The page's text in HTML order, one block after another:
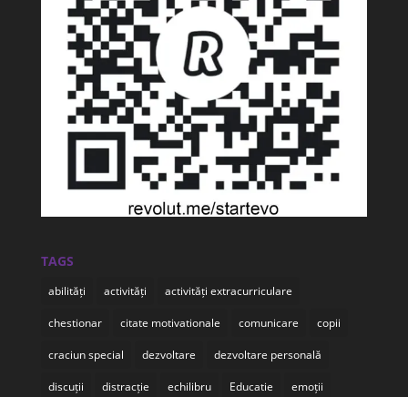
TAGS
abilități activități activități extracurriculare
chestionar citate motivationale comunicare copii
craciun special dezvoltare dezvoltare personală
discuții distracție echilibru Educatie emoții